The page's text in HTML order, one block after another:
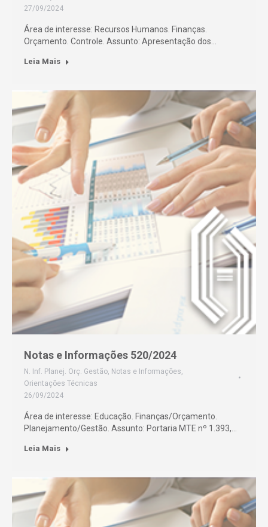
27/09/2024
Área de interesse: Recursos Humanos. Finanças.
Orçamento. Controle. Assunto: Apresentação dos…
Leia Mais
Notas e Informações 520/2024
N. Inf. Planej. Orç. Gestão, Notas e Informações,
Orientações Técnicas
26/09/2024
Área de interesse: Educação. Finanças/Orçamento.
Planejamento/Gestão. Assunto: Portaria MTE nº 1.393,…
Leia Mais